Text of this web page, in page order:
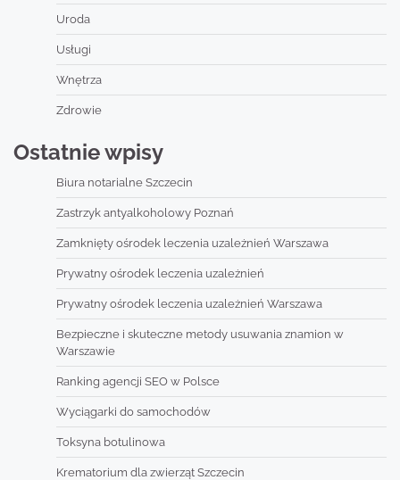
Uroda
Usługi
Wnętrza
Zdrowie
Ostatnie wpisy
Biura notarialne Szczecin
Zastrzyk antyalkoholowy Poznań
Zamknięty ośrodek leczenia uzależnień Warszawa
Prywatny ośrodek leczenia uzależnień
Prywatny ośrodek leczenia uzależnień Warszawa
Bezpieczne i skuteczne metody usuwania znamion w
Warszawie
Ranking agencji SEO w Polsce
Wyciągarki do samochodów
Toksyna botulinowa
Krematorium dla zwierząt Szczecin